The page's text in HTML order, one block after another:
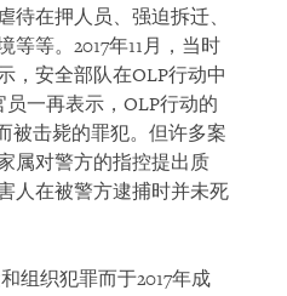
待在押人员、强迫拆迁、
等。2017年11月，当时
，安全部队在OLP行动中
一再表示，OLP行动的
被击毙的罪犯。但许多案
属对警方的指控提出质
人在被警方逮捕时并未死
组织犯罪而于2017年成